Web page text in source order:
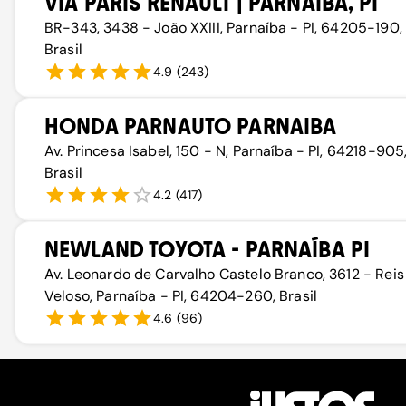
BR-343, 3438 - João XXIII, Parnaíba - PI, 64205-190,
Brasil
4.9 (243)
HONDA PARNAUTO PARNAIBA
Av. Princesa Isabel, 150 - N, Parnaíba - PI, 64218-
Brasil
4.2 (417)
NEWLAND TOYOTA - PARNAÍBA PI
Av. Leonardo de Carvalho Castelo Branco, 3612 - Reis
Veloso, Parnaíba - PI, 64204-260, Brasil
4.6 (96)